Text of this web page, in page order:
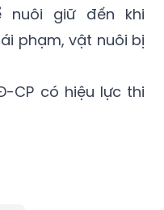
nuôi giữ đến khi
phạm, vật nuôi bị
CP có hiệu lực thi